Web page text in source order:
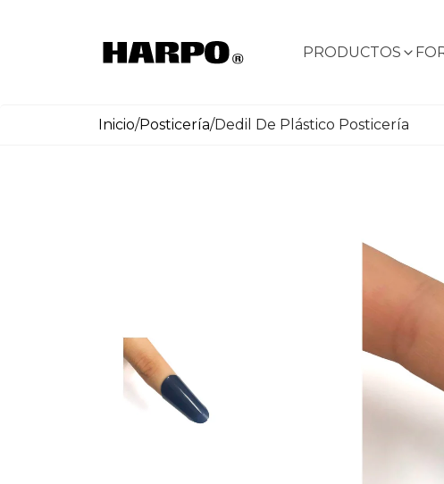
PRODUCTOS
Inicio/Posticería/Dedil De Plástico Posticería